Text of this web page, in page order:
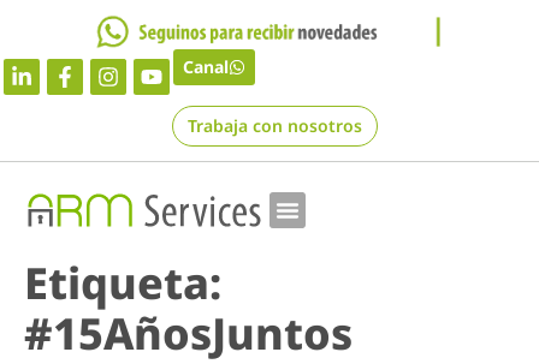
Canal
Trabaja con nosotros
Etiqueta:
#15AñosJuntos